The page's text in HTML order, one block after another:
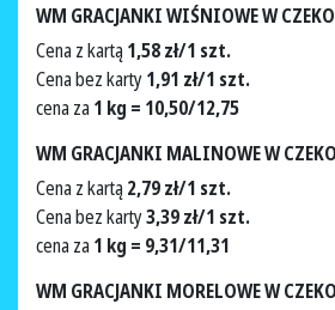
WM GRACJANKI WIŚNIOWE W
Cena z kartą 1,58 zł/1 szt.
Cena bez karty1,91 zł/1 szt.
cena za 1 kg = 10,50/12,75
WM GRACJANKI MALINOWE W
Cena z kartą 2,79 zł/1 szt.
Cena bez karty3,39 zł/1 szt.
cena za 1 kg = 9,31/11,31
WM GRACJANKI MORELOWE W